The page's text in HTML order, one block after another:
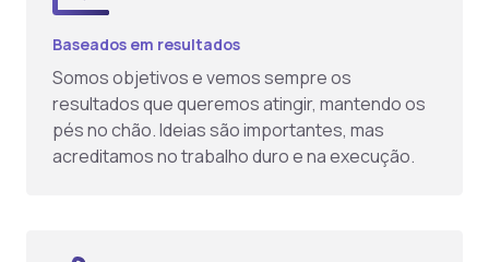
Baseados em resultados
Somos objetivos e vemos sempre os
resultados que queremos atingir, mantendo os
pés no chão. Ideias são importantes, mas
acreditamos no trabalho duro e na execução.